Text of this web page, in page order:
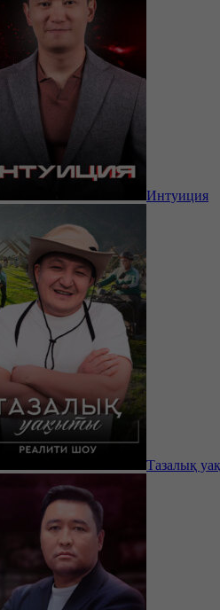
Интуиция
Тазалық